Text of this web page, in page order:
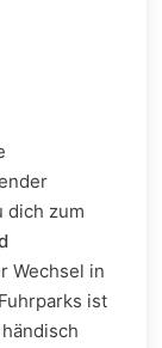
dich zum
Wechsel in
ist